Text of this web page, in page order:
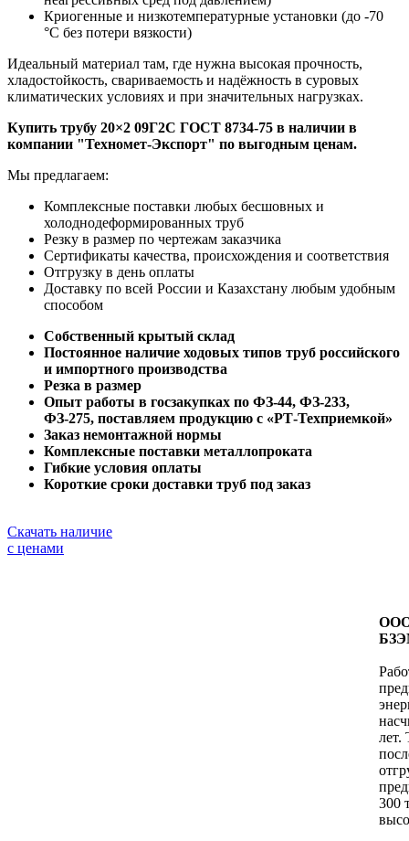
Криогенные и низкотемпературные установки (до -70
°C без потери вязкости)
Идеальный материал там, где нужна высокая прочность,
хладостойкость, свариваемость и надёжность в суровых
климатических условиях и при значительных нагрузках.
Купить трубу 20×2 09Г2С ГОСТ 8734-75 в наличии в
компании "Техномет-Экспорт" по выгодным ценам.
Мы предлагаем:
Комплексные поставки любых бесшовных и
холоднодеформированных труб
Резку в размер по чертежам заказчика
Сертификаты качества, происхождения и соответствия
Отгрузку в день оплаты
Доставку по всей России и Казахстану любым удобным
способом
Собственный крытый склад
Постоянное наличие ходовых типов труб российского
и импортного производства
Резка в размер
Опыт работы в госзакупках по ФЗ-44, ФЗ-233,
ФЗ-275, поставляем продукцию с «РТ-Техприемкой»
Заказ немонтажной нормы
Комплексные поставки металлопроката
Гибкие условия оплаты
Короткие сроки доставки труб под заказ
Скачать наличие
с ценами
ООО
лет.
300